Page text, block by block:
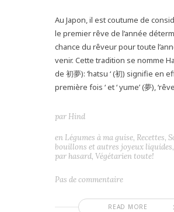
Au Japon, il est coutume de
le premier rêve de l’année
chance du rêveur pour toute
venir. Cette tradition se nomme
de 初夢): ‘hatsu ‘ (初) signifie en
première fois ‘ et ‘ yume’ (夢),
READ MORE
par Hind
en Légumes à ma guise, Recettes,
bouillons et autres joyeux liquides,
par hasard, Végétarien toute!
Pas de commentaire